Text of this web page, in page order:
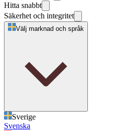
Hitta snabbt
Säkerhet och integritet
Välj marknad och språk
Sverige
Svenska